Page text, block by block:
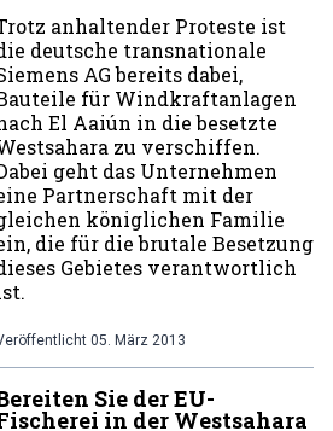
anhaltender Proteste ist
deutsche transnationale
AG bereits dabei,
für Windkraftanlagen
El Aaiún in die besetzte
zu verschiffen.
geht das Unternehmen
Partnerschaft mit der
königlichen Familie
die für die brutale Besetzung
Gebietes verantwortlich
05. März 2013
Sie der EU-
in der Westsahara